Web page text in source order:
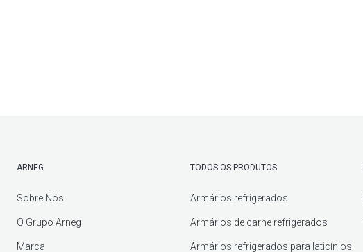
ARNEG
Sobre Nós
O Grupo Arneg
Marca
TODOS OS PRODUTOS
Armários refrigerados
Armários de carne refrigerados
Armários refrigerados para laticínios